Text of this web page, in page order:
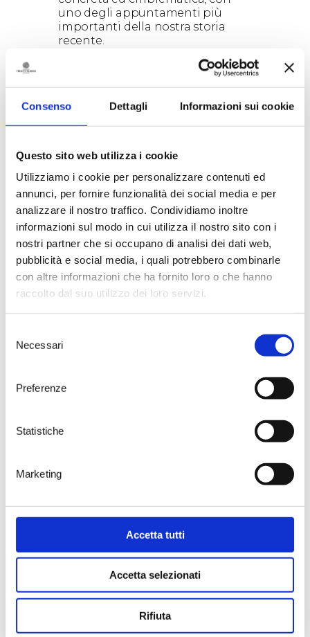
Consenso Dettagli Informazioni sui cookie
Questo sito web utilizza i cookie
Utilizziamo i cookie per personalizzare contenuti ed
annunci, per fornire funzionalità dei social media e per
analizzare il nostro traffico. Condividiamo inoltre
informazioni sul modo in cui utilizza il nostro sito con i
nostri partner che si occupano di analisi dei dati web,
pubblicità e social media, i quali potrebbero combinarle
con altre informazioni che ha fornito loro o che hanno
raccolto dal suo utilizzo dei loro servizi.
delNecessari
Preferenze
Statistiche
Marketing
Accetta tutti
Accetta selezionati
Rifiuta
uno degli appuntamenti più
importanti della nostra storia
recente.
, a partire
, si apriranno, infatti, le
porte diPalazzo Granafei –
Nervegna (Via Duomo, 20)
– spazio
istituzionale risalente al periodo
cinquecentesco – per ilvernissage
contemporanea. Un grande
nostra cantina con il patrocinio
del Comune di Brindisi, per
conoscere tutti i dettagli e i punti
di forza del nuovo progetto RAP.
che, in questa prima edizione avrà
come tema“Radici”.
Protagonisti dell’iniziativa dieci
artisti pugliesi, già affermati in
ambito nazionale e
pubblico ciascuno un’opera
all’
(dall’olio su tela a stoffe e cuciture,
pigmenti naturali), il senso di
cultura e il profondo legame che
li unisce alla propria terra.
Con “Radici” iniziamo, quindi, un
concreto che, successivamente,
troverà una propria prestigiosa
area espositiva nella barricaia, nel
cuore della nuova cantina, a
Jaddico, dove i vigneti “guardano”
il mare.